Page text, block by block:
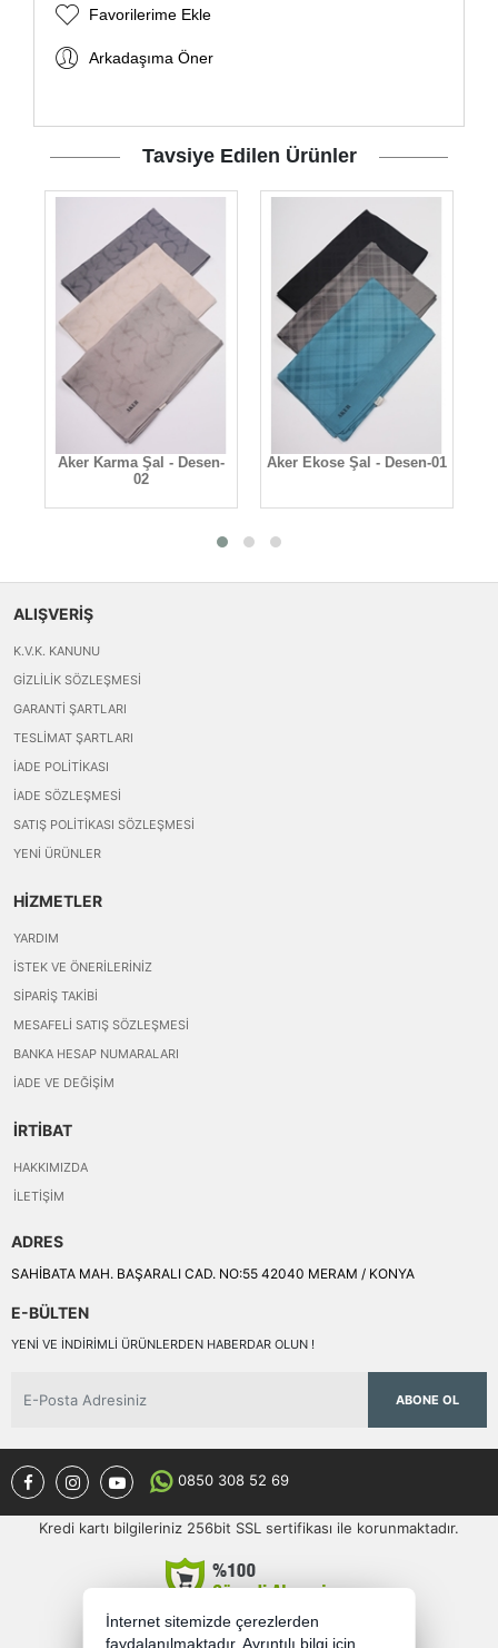
Favorilerime Ekle
Arkadaşıma Öner
Tavsiye Edilen Ürünler
Aker Karma Şal - Desen-
02
Aker Ekose Şal - Desen-01
ALIŞVERİŞ
K.V.K. KANUNU
GIZLILIK SÖZLEŞMESI
GARANTI ŞARTLARI
TESLIMAT ŞARTLARI
İADE POLITIKASI
İADE SÖZLEŞMESI
SATIŞ POLITIKASI SÖZLEŞMESI
YENI ÜRÜNLER
HİZMETLER
YARDIM
İSTEK VE ÖNERILERINIZ
SIPARIŞ TAKIBI
MESAFELI SATIŞ SÖZLEŞMESI
BANKA HESAP NUMARALARI
İADE VE DEĞIŞIM
İRTİBAT
HAKKIMIZDA
İLETIŞIM
ADRES
SAHİBATA MAH. BAŞARALI CAD. NO:55 42040 MERAM / KONYA
E-BÜLTEN
YENI VE INDIRIMLI ÜRÜNLERDEN HABERDAR OLUN !
ABONE OL
0850 308 52 69
Kredi kartı bilgileriniz 256bit SSL sertifikası ile korunmaktadır.
İnternet sitemizde çerezlerden
faydalanılmaktadır. Ayrıntılı bilgi için